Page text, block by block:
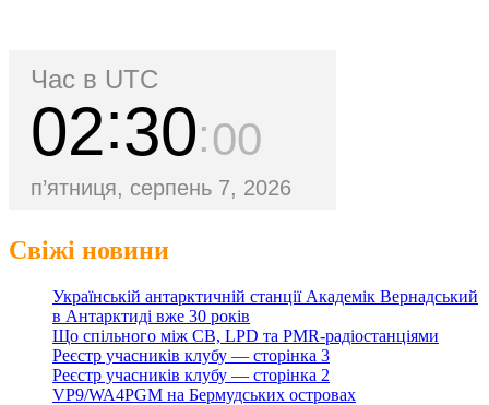
Час в UTC
02 30 01
п’ятниця, серпень 7, 2026
Свіжі новини
Українській антарктичній станції Академік Вернадський
в Антарктиді вже 30 років
Що спільного між CB, LPD та PMR-радіостанціями
Реєстр учасників клубу — сторінка 3
Реєстр учасників клубу — сторінка 2
VP9/WA4PGM на Бермудських островах